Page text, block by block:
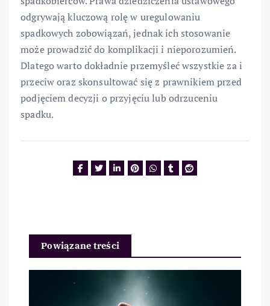
odgrywają kluczową rolę w uregulowaniu
spadkowych zobowiązań, jednak ich stosowanie
może prowadzić do komplikacji i nieporozumień.
Dlatego warto dokładnie przemyśleć wszystkie za i
przeciw oraz skonsultować się z prawnikiem przed
podjęciem decyzji o przyjęciu lub odrzuceniu
spadku.
Powiązane treści